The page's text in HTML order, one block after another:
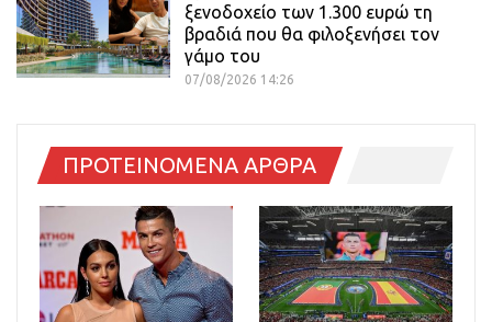
ξενοδοχείο των 1.300 ευρώ τη
βραδιά που θα φιλοξενήσει τον
γάμο του
07/08/2026 14:26
ΠΡΟΤΕΙΝΟΜΕΝΑ ΑΡΘΡΑ